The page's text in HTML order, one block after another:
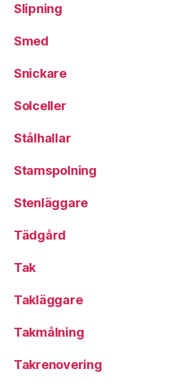
Slipning
Smed
Snickare
Solceller
Stålhallar
Stamspolning
Stenläggare
Tädgård
Tak
Takläggare
Takmålning
Takrenovering